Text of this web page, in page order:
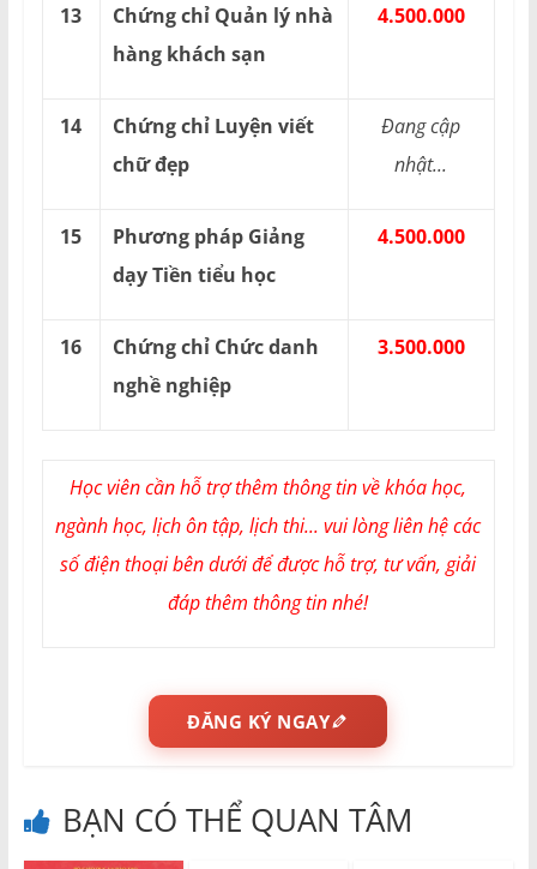
13
Chứng chỉ Quản lý nhà
hàng khách sạn
4.500.000
14
Chứng chỉ Luyện viết
chữ đẹp
Đang cập
nhật...
15
Phương pháp Giảng
dạy Tiền tiểu học
4.500.000
16
Chứng chỉ Chức danh
nghề nghiệp
3.500.000
Học viên cần hỗ trợ thêm thông tin về khóa học,
ngành học, lịch ôn tập, lịch thi... vui lòng liên hệ các
số điện thoại bên dưới để được hỗ trợ, tư vấn, giải
đáp thêm thông tin nhé!
ĐĂNG KÝ NGAY
BẠN CÓ THỂ QUAN TÂM